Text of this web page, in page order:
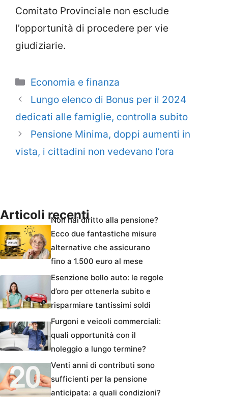
Comitato Provinciale non esclude
l’opportunità di procedere per vie
giudiziarie.
Categorie
Economia e finanza
Lungo elenco di Bonus per il 2024
dedicati alle famiglie, controlla subito
Pensione Minima, doppi aumenti in
vista, i cittadini non vedevano l’ora
Articoli recentiNon hai diritto alla pensione?
Ecco due fantastiche misure
alternative che assicurano
fino a 1.500 euro al mese
Esenzione bollo auto: le regole
d’oro per ottenerla subito e
risparmiare tantissimi soldi
Furgoni e veicoli commerciali:
quali opportunità con il
noleggio a lungo termine?
Venti anni di contributi sono
sufficienti per la pensione
anticipata: a quali condizioni?